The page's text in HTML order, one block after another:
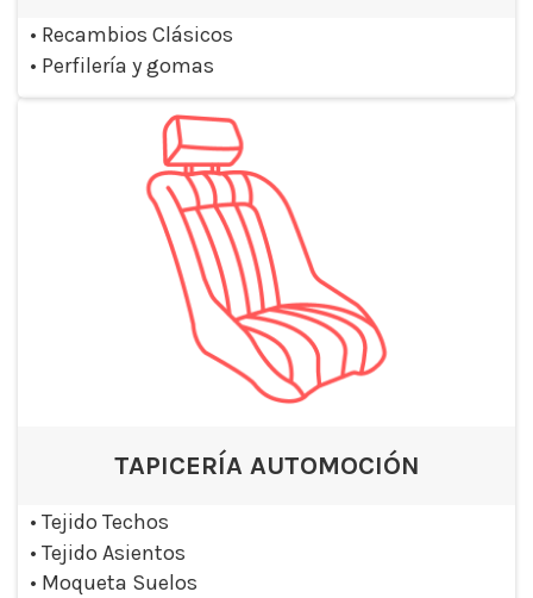
• Recambios Clásicos
• Perfilería y gomas
TAPICERÍA AUTOMOCIÓN
• Tejido Techos
• Tejido Asientos
• Moqueta Suelos